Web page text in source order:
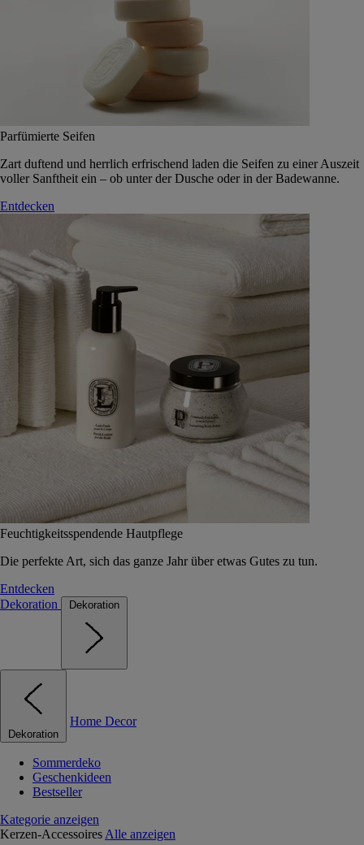
Parfümierte Seifen
Zart duftend und herrlich erfrischend laden die Seifen zu einer Auszeit
voller Sanftheit ein – ob unter der Dusche oder in der Badewanne.
Entdecken
Feuchtigkeitsspendende Hautpflege
Die perfekte Art, sich das ganze Jahr über etwas Gutes zu tun.
Entdecken
Dekoration
Dekoration
Dekoration
Home Decor
Sommerdeko
Geschenkideen
Bestseller
Kategorie anzeigen
Kerzen-Accessoires Alle anzeigen